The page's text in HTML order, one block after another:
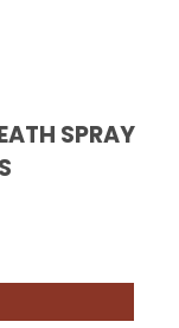
SPRAY